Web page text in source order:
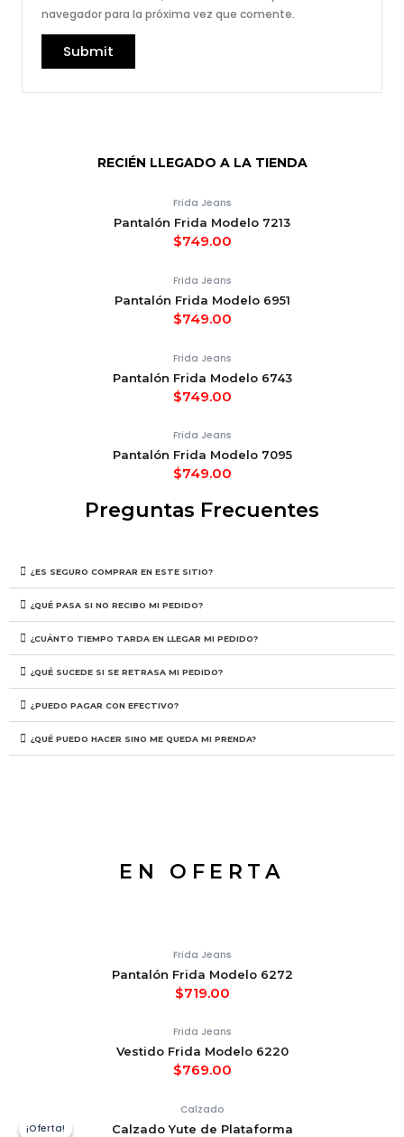
navegador para la próxima vez que comente.
RECIÉN LLEGADO A LA TIENDA
Frida Jeans
Pantalón Frida Modelo 7213
$749.00
Frida Jeans
Pantalón Frida Modelo 6951
$749.00
Frida Jeans
Pantalón Frida Modelo 6743
$749.00
Frida Jeans
Pantalón Frida Modelo 7095
$749.00
Preguntas Frecuentes
¿ES SEGURO COMPRAR EN ESTE SITIO?
¿QUÉ PASA SI NO RECIBO MI PEDIDO?
¿CUÁNTO TIEMPO TARDA EN LLEGAR MI PEDIDO?
¿QUÉ SUCEDE SI SE RETRASA MI PEDIDO?
¿PUEDO PAGAR CON EFECTIVO?
¿QUÉ PUEDO HACER SINO ME QUEDA MI PRENDA?
EN OFERTA
Frida Jeans
Pantalón Frida Modelo 6272
$719.00
Frida Jeans
Vestido Frida Modelo 6220
$769.00
¡Oferta!
¡Oferta!
Calzado
Calzado Yute de Plataforma